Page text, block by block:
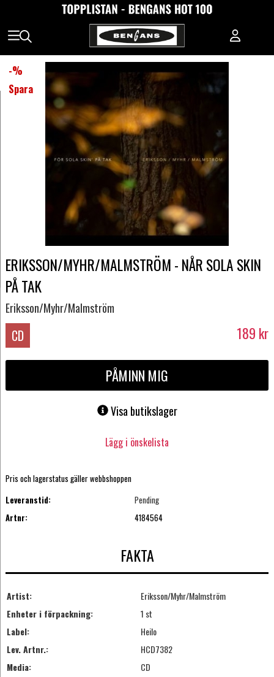
-%
Spara
ERIKSSON/MYHR/MALMSTRÖM - NÅR SOLA SKIN
PÅ TAK
Eriksson/Myhr/Malmström
CD 189 kr
PÅMINN MIG
Visa butikslager
Lägg i önskelista
Pris och lagerstatus gäller webbshoppen
Leveranstid:
Pending
Artnr:
4184564
FAKTA
Artist:
Eriksson/Myhr/Malmström
Enheter i förpackning:
1 st
Label:
Heilo
Lev. Artnr.:
HCD7382
Media:
CD